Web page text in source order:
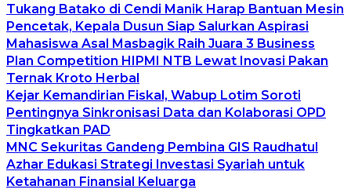
Tukang Batako di Cendi Manik Harap Bantuan Mesin
Pencetak, Kepala Dusun Siap Salurkan Aspirasi
Mahasiswa Asal Masbagik Raih Juara 3 Business
Plan Competition HIPMI NTB Lewat Inovasi Pakan
Ternak Kroto Herbal
Kejar Kemandirian Fiskal, Wabup Lotim Soroti
Pentingnya Sinkronisasi Data dan Kolaborasi OPD
Tingkatkan PAD
MNC Sekuritas Gandeng Pembina GIS Raudhatul
Azhar Edukasi Strategi Investasi Syariah untuk
Ketahanan Finansial Keluarga